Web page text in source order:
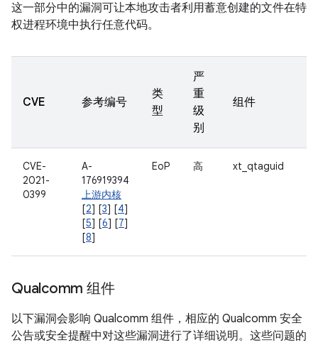
这一部分中的漏洞可让本地攻击者利用蓄意创建的文件在特
权进程环境中执行任意代码。
CVE 参考编号
类
型
严
重
级
别
组件
CVE-
2021-
0399
A-
176919394
上游内核
[2] [3] [4]
[5] [6] [7]
[8]
EoP 高 xt_qtaguid
Qualcomm 组件
以下漏洞会影响 Qualcomm 组件，相应的 Qualcomm 安全
公告或安全提醒中对这些漏洞进行了详细说明。这些问题的